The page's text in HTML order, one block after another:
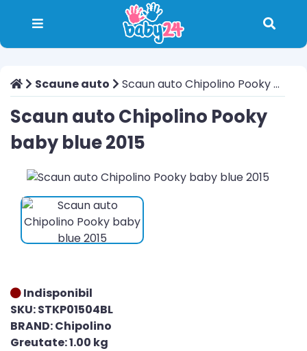
Scaune auto Scaun auto Chipolino Pooky baby blue 2015
Scaun auto Chipolino Pooky
baby blue 2015
Indisponibil
SKU: STKP01504BL
BRAND: Chipolino
Greutate: 1.00 kg